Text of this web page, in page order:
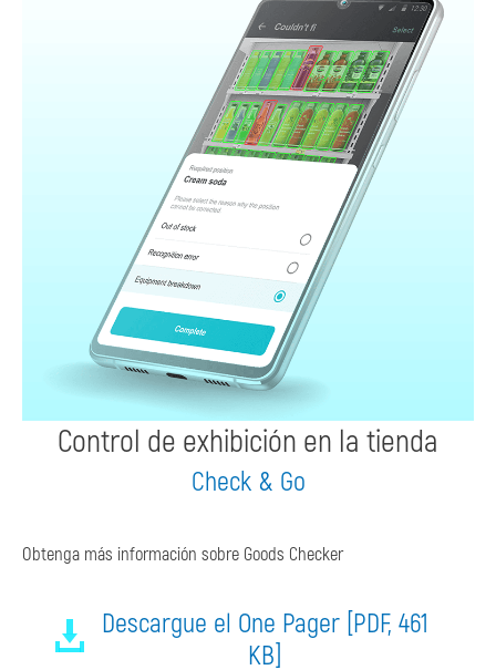
Control de exhibición en la tienda
Check & Go
Obtenga más información sobre Goods Checker
Descargue el One Pager [PDF, 461
KB]